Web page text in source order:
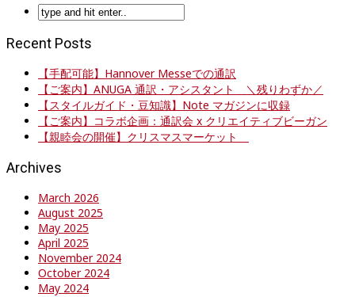
Recent Posts
【手配可能】Hannover Messeでの通訳
【ご案内】ANUGA 通訳・アシスタント ＼残りわずか／
【スタイルガイド・豆知識】Note マガジンに収録
【ご案内】コラボ企画：通訳会 x クリエイティブビーガン
【親睦会の開催】クリスマスマーケット
Archives
March 2026
August 2025
May 2025
April 2025
November 2024
October 2024
May 2024